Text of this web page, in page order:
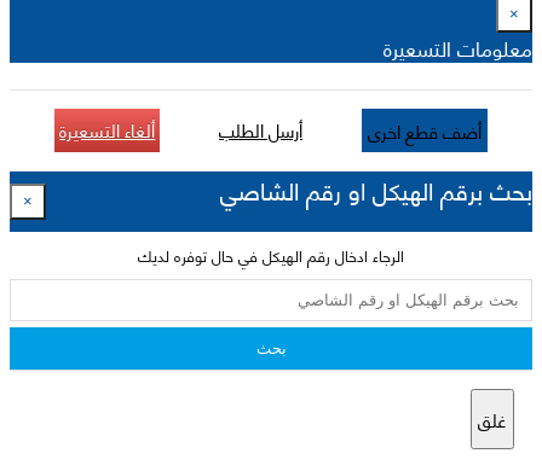
×
معلومات التسعيرة
أضف قطع اخرى أرسل الطلب ألغاء التسعيرة
بحث برقم الهيكل او رقم الشاصي ×
الرجاء ادخال رقم الهيكل في حال توفره لديك
بحث
غلق